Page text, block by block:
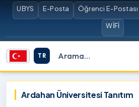
UBYS E-Posta Öğrenci E-Postası
WİFİ
TR
Site içi arama
Ardahan Üniversitesi
Ardahan Üniversitesi Tanıtım